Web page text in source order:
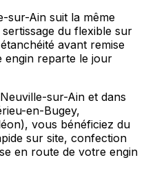
sur-Ain suit la même
du flexible sur
avant remise
engin reparte le jour
sur-Ain et dans
en-Bugey,
vous bénéficiez du
sur site, confection
en route de votre engin